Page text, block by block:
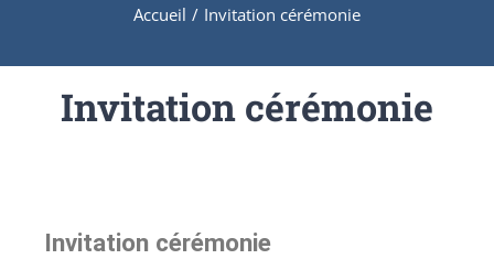
Accueil / Invitation cérémonie
Invitation cérémonie
Invitation cérémonie